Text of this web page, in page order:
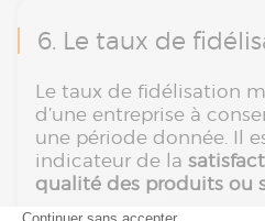
6. Le taux de
Le taux de fidélisation
d’une entreprise à
une période donnée. Il
indicateur de la
qualité des produits ou